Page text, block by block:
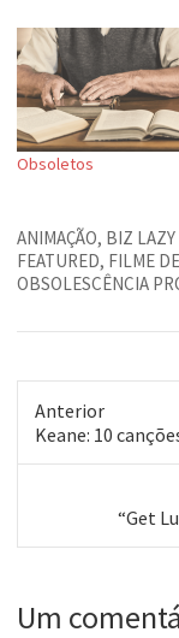
Obsoletos
ANIMAÇÃO, BIZ
FEATURED, FILME
OBSOLESCÊNCIA
Anterior
Post
Keane: 10
“Get
Um